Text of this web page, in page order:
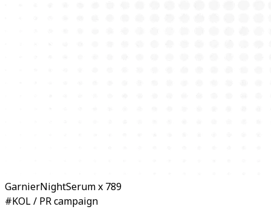
GarnierNightSerum x 789
#KOL / PR campaign